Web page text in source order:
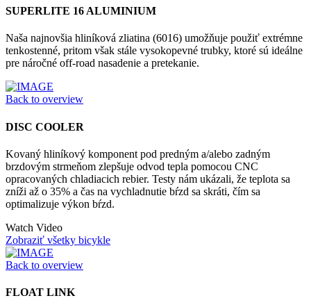
SUPERLITE 16 ALUMINIUM
Naša najnovšia hliníková zliatina (6016) umožňuje použiť extrémne
tenkostenné, pritom však stále vysokopevné trubky, ktoré sú ideálne
pre náročné off-road nasadenie a pretekanie.
Back to overview
DISC COOLER
Kovaný hliníkový komponent pod predným a/alebo zadným
brzdovým strmeňom zlepšuje odvod tepla pomocou CNC
opracovaných chladiacich rebier. Testy nám ukázali, že teplota sa
zníži až o 35% a čas na vychladnutie bŕzd sa skráti, čím sa
optimalizuje výkon bŕzd.
Watch Video
Zobraziť všetky bicykle
Back to overview
FLOAT LINK